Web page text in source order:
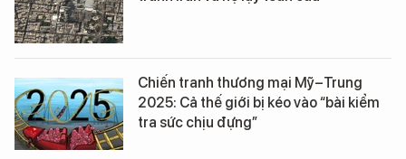
Chiến tranh thương mại Mỹ–Trung
2025: Cả thế giới bị kéo vào “bài kiểm
tra sức chịu đựng”